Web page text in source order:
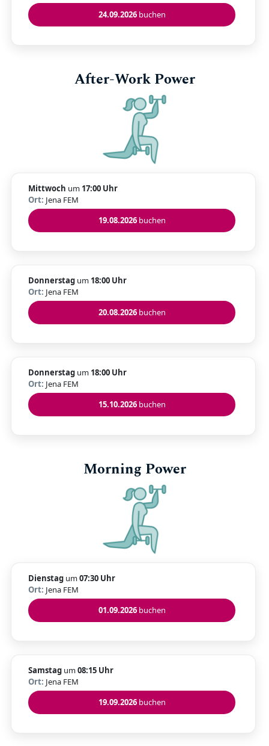
24.09.2026buchen
After-Work Power
Mittwoch um 17:00 Uhr
Ort: Jena FEM
19.08.2026buchen
Donnerstag um 18:00 Uhr
Ort: Jena FEM
20.08.2026buchen
Donnerstag um 18:00 Uhr
Ort: Jena FEM
15.10.2026buchen
Morning Power
Dienstag um07:30 Uhr
Ort: Jena FEM
01.09.2026buchen
Samstag um08:15 Uhr
Ort: Jena FEM
19.09.2026buchen